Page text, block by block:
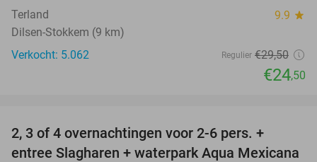
Terland 9.9 star
Dilsen-Stokkem (9 km)
Verkocht: 5.062
Regulier €29,50
€24,50
2, 3 of 4 overnachtingen voor 2-6 pers. +
entree Slagharen + waterpark Aqua Mexicana